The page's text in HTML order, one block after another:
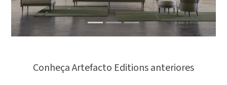
Conheça Artefacto Editions anteriores